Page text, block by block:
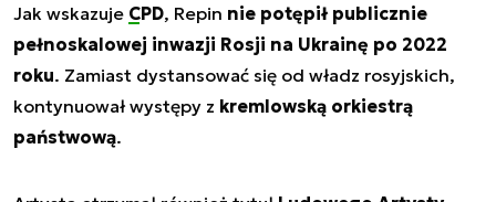
Jak wskazuje CPD, Repin nie potępił publicznie
pełnoskalowej inwazji Rosji na Ukrainę po 2022
roku. Zamiast dystansować się od władz rosyjskich,
kontynuował występy z kremlowską orkiestrą
państwową.